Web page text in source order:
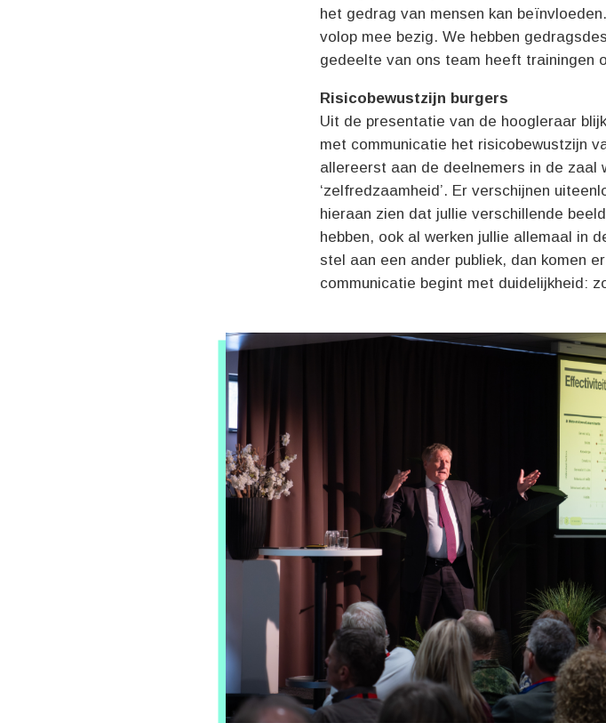
het gedrag van mensen kan
volop mee bezig. We hebben
gedeelte van ons team heeft trainingen
Risicobewustzijn burgers
Uit de presentatie van de hoogleraar
met communicatie het risicobewustzijn
allereerst aan de deelnemers in de zaal
‘zelfredzaamheid’. Er verschijnen
hieraan zien dat jullie verschillende
hebben, ook al werken jullie allemaal in
stel aan een ander publiek, dan komen
communicatie begint met duidelijkheid: